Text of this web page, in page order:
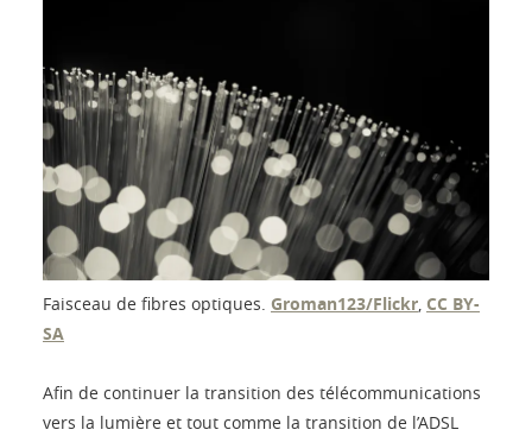
Faisceau de fibres optiques. Groman123/Flickr, CC BY-
SA
Afin de continuer la transition des télécommunications
vers la lumière et tout comme la transition de l’ADSL